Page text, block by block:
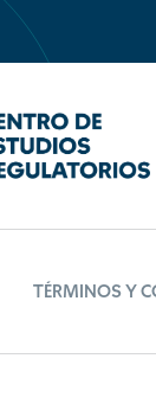
TÉRMINOS Y